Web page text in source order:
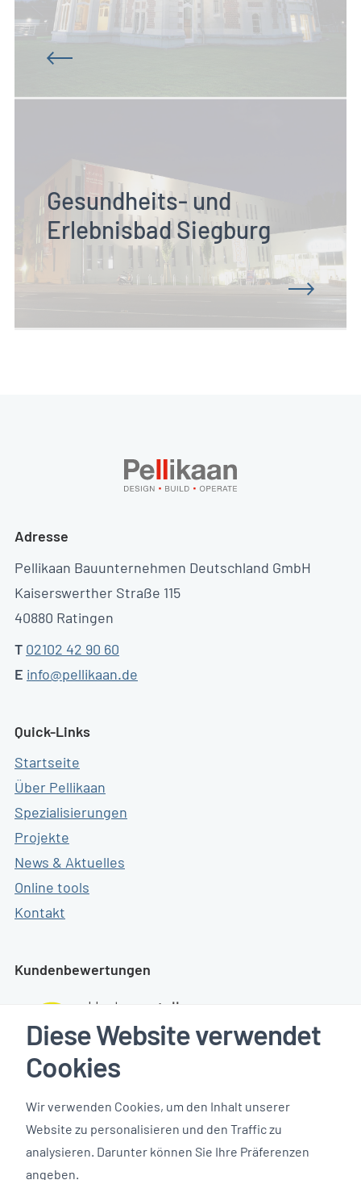
Gesundheits- und
Erlebnisbad Siegburg
Adresse
Pellikaan Bauunternehmen Deutschland GmbH
Kaiserswerther Straße 115
40880 Ratingen
T 02102 42 90 60
E info@pellikaan.de
Quick-Links
Startseite
Über Pellikaan
Spezialisierungen
Projekte
News & Aktuelles
Online tools
Kontakt
Kundenbewertungen
Diese Website verwendet
Cookies
Wir verwenden Cookies, um den Inhalt unserer
Website zu personalisieren und den Traffic zu
analysieren. Darunter können Sie Ihre Präferenzen
angeben.